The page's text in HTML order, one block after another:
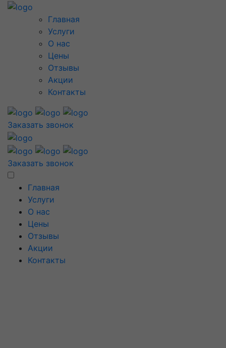
Главная
Услуги
О нас
Цены
Отзывы
Акции
Контакты
Заказать звонок
Заказать звонок
Главная
Услуги
О нас
Цены
Отзывы
Акции
Контакты